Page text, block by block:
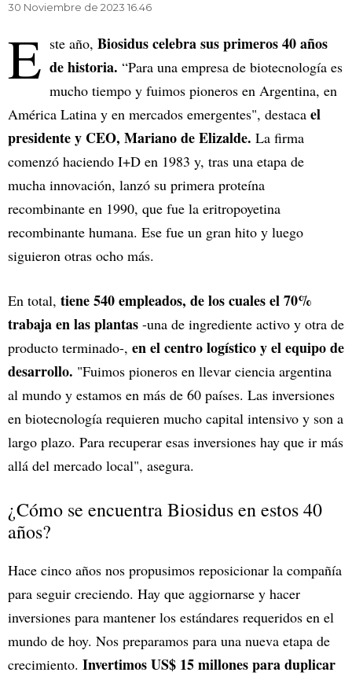
30 Noviembre de 2023 16.46
E ste año, Biosidus celebra sus primeros 40 años
de historia. “Para una empresa de biotecnología es
mucho tiempo y fuimos pioneros en Argentina, en
América Latina y en mercados emergentes", destaca el
presidente y CEO, Mariano de Elizalde. La firma
comenzó haciendo I+D en 1983 y, tras una etapa de
mucha innovación, lanzó su primera proteína
recombinante en 1990, que fue la eritropoyetina
recombinante humana. Ese fue un gran hito y luego
siguieron otras ocho más.
En total, tiene 540 empleados, de los cuales el 70%
trabaja en las plantas -una de ingrediente activo y otra de
producto terminado-, en el centro logístico y el equipo de
desarrollo. "Fuimos pioneros en llevar ciencia argentina
al mundo y estamos en más de 60 países. Las inversiones
en biotecnología requieren mucho capital intensivo y son a
largo plazo. Para recuperar esas inversiones hay que ir más
allá del mercado local", asegura.
¿Cómo se encuentra Biosidus en estos 40
años?
Hace cinco años nos propusimos reposicionar la compañía
para seguir creciendo. Hay que aggiornarse y hacer
inversiones para mantener los estándares requeridos en el
mundo de hoy. Nos preparamos para una nueva etapa de
crecimiento. Invertimos US$ 15 millones para duplicar